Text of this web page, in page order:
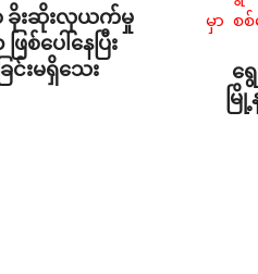
ာ ခိုးဆိုးလုယက်မှု
စ်ပေါ်နေပြီး
င်းမရှိသေး
ရွ
မြို့
2026-